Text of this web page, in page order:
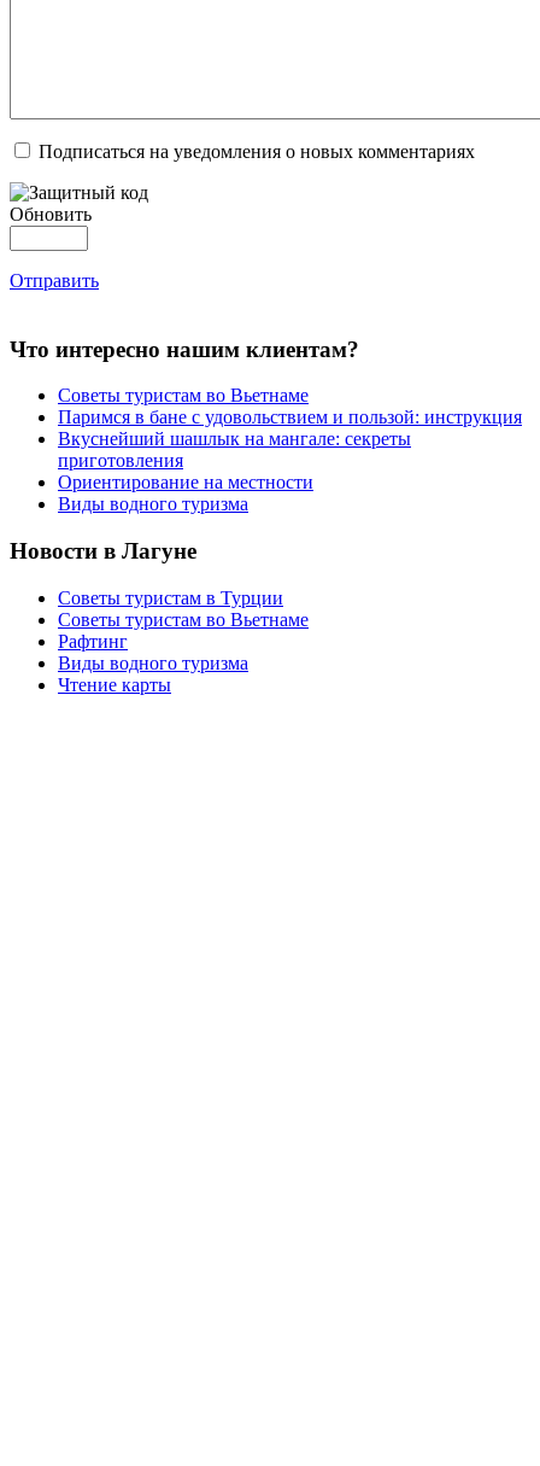
Подписаться на уведомления о новых комментариях
Обновить
Отправить
Что интересно нашим клиентам?
Советы туристам во Вьетнаме
Паримся в бане с удовольствием и пользой: инструкция
Вкуснейший шашлык на мангале: секреты
приготовления
Ориентирование на местности
Виды водного туризма
Новости в Лагуне
Советы туристам в Турции
Советы туристам во Вьетнаме
Рафтинг
Виды водного туризма
Чтение карты